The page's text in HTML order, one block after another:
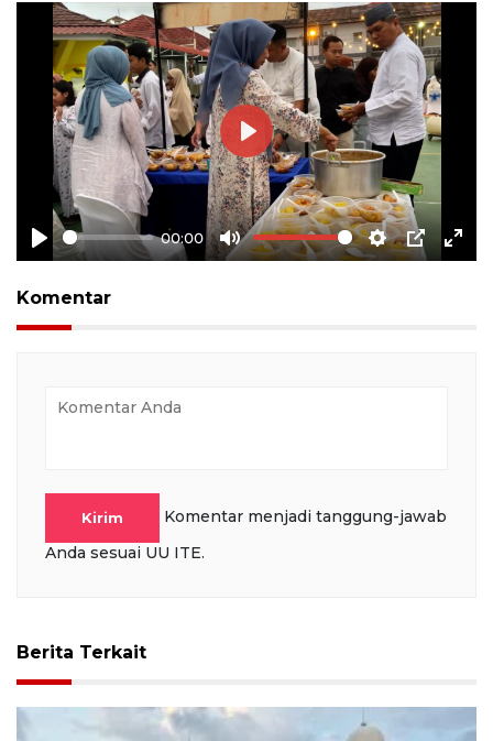
Play
00:00
Mute Settings
PIP
Play
Komentar
Kirim
Komentar menjadi tanggung-jawab
Anda sesuai UU ITE.
Berita Terkait